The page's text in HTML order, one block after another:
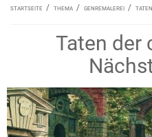
STARTSEITE THEMA GENREMALEREI
Taten der